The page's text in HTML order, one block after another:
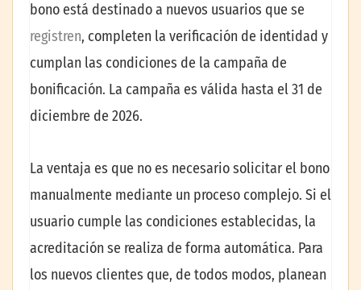
bono está destinado a nuevos usuarios que se
registren, completen la verificación de identidad y
cumplan las condiciones de la campaña de
bonificación. La campaña es válida hasta el 31 de
diciembre de 2026.
La ventaja es que no es necesario solicitar el bono
manualmente mediante un proceso complejo. Si el
usuario cumple las condiciones establecidas, la
acreditación se realiza de forma automática. Para
los nuevos clientes que, de todos modos, planean